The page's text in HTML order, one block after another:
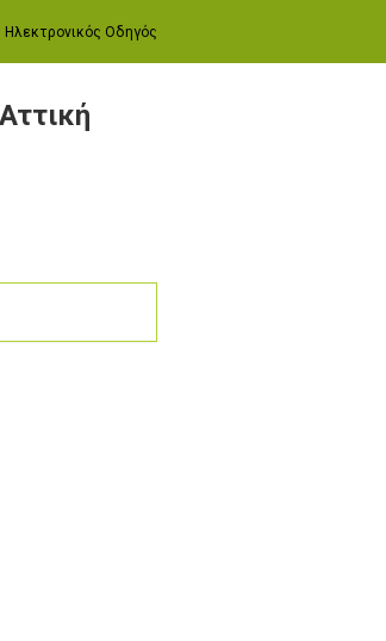
Ηλεκτρονικός Οδηγός